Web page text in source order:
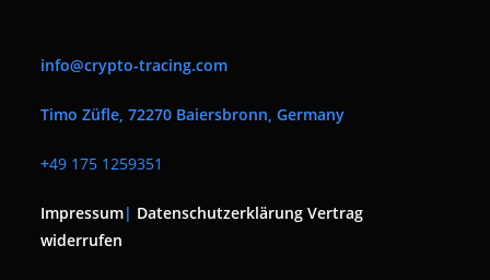
info@crypto-tracing.com
Timo Züfle, 72270 Baiersbronn, Germany
+49 175 1259351
Impressum| Datenschutzerklärung Vertrag
widerrufen